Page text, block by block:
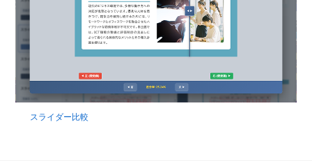
スライダー比較